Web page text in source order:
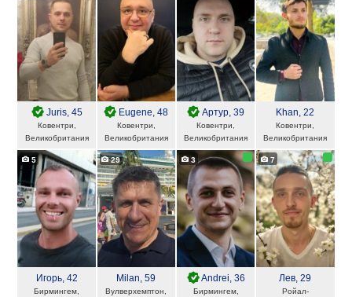
Juris, 45
Ковентри,
Великобритания
Eugene, 48
Ковентри,
Великобритания
Артур, 39
Ковентри,
Великобритания
Khan, 22
Ковентри,
Великобритания
5
Игорь, 42
Бирмингем,
29
Milan, 59
Вулверхемптон,
3
Andrei, 36
Бирмингем,
7
Лев, 29
Ройал-